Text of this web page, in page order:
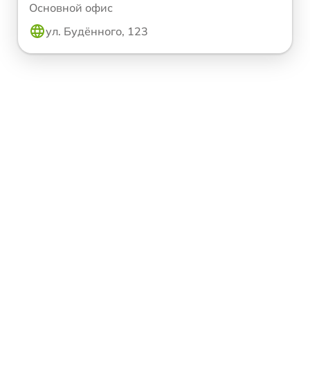
Основной офис
ул. Будённого, 123